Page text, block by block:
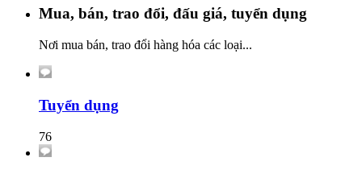
Mua, bán, trao đổi, đấu giá, tuyển dụng
Nơi mua bán, trao đổi hàng hóa các loại...
Tuyển dụng
76